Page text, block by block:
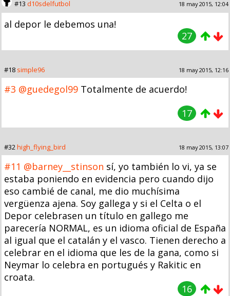
#13 d10sdelfutbol 18 may 2015, 12:04
al depor le debemos una!
27
#18 simple96 18 may 2015, 12:16
#3 @guedegol99 Totalmente de acuerdo!
17
#32high_flying_bird 18 may 2015, 13:07
#11 @barney__stinson sí, yo también lo vi, ya se
estaba poniendo en evidencia pero cuando dijo
eso cambié de canal, me dio muchísima
vergüenza ajena. Soy gallega y si el Celta o el
Depor celebrasen un título en gallego me
parecería NORMAL, es un idioma oficial de España
al igual que el catalán y el vasco. Tienen derecho a
celebrar en el idioma que les de la gana, como si
Neymar lo celebra en portugués y Rakitic en
croata.
16